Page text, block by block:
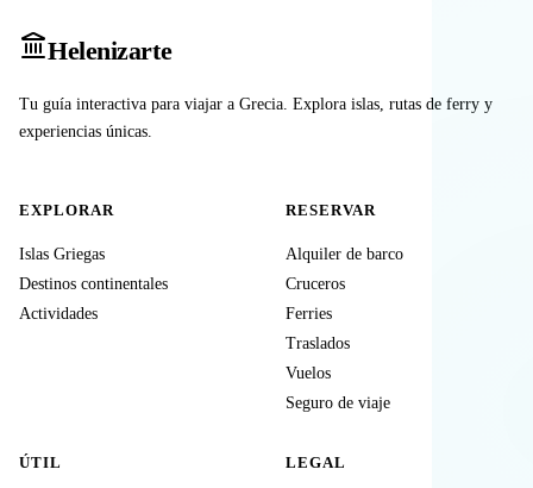
Helenizarte
Tu guía interactiva para viajar a Grecia. Explora islas, rutas de ferry y
experiencias únicas.
EXPLORAR
Islas Griegas
Destinos continentales
Actividades
RESERVAR
Alquiler de barco
Cruceros
Ferries
Traslados
Vuelos
Seguro de viaje
ÚTIL LEGAL